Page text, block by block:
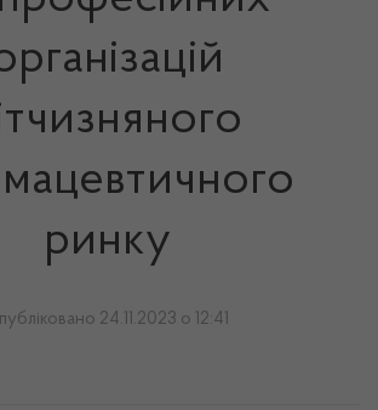
ринку
24.11.2023 о 12:41